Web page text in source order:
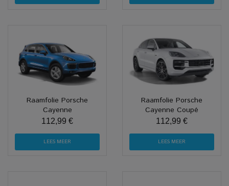
Raamfolie Porsche
Cayenne
112,99 €
LEES MEER
Raamfolie Porsche
Cayenne Coupé
112,99 €
LEES MEER